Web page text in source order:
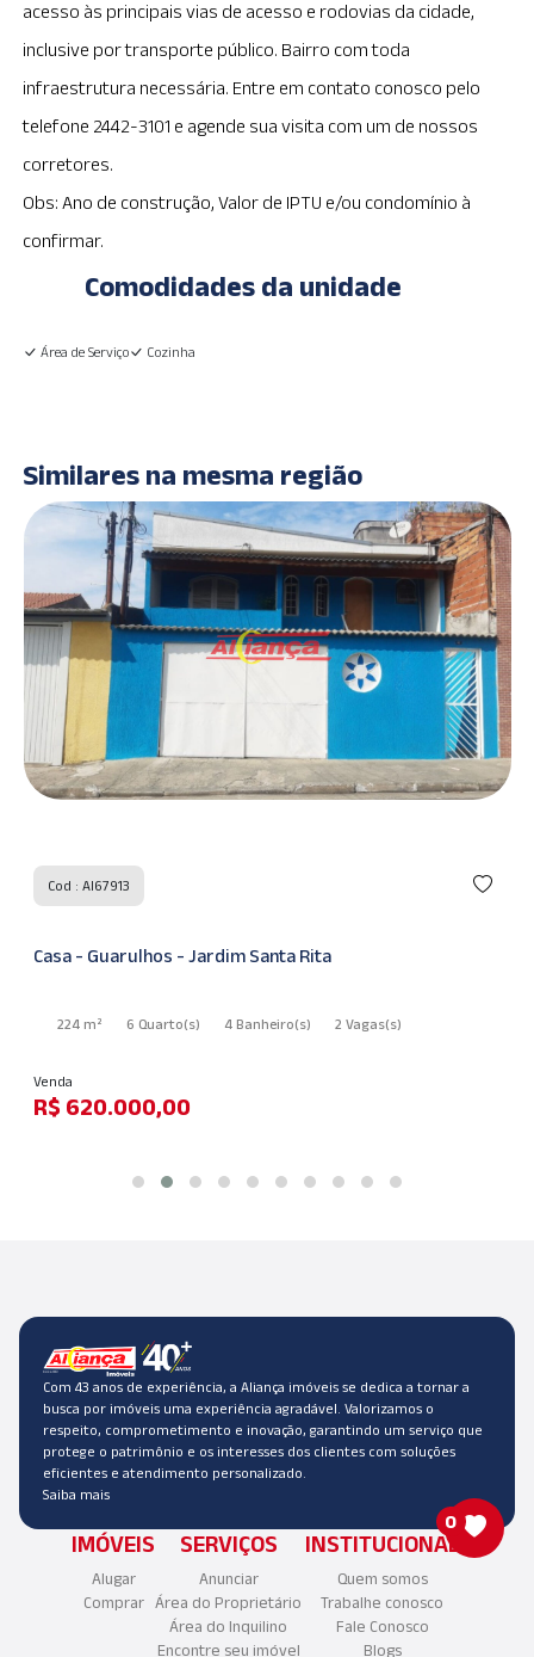
acesso às principais vias de acesso e rodovias da cidade,
inclusive por transporte público. Bairro com toda
infraestrutura necessária. Entre em contato conosco pelo
telefone 2442-3101 e agende sua visita com um de nossos
corretores.
Obs: Ano de construção, Valor de IPTU e/ou condomínio à
confirmar.
Comodidades da unidade
Área de Serviço Cozinha
Similares na mesma região
Cod : AI67816
Casa - Guarulhos - Jardim Santa Rita
138 m² 5 Quarto(s) 3 Banheiro(s) 2 Vagas
R$ 500.000,00
Com 43 anos de experiência, a Aliança imóveis se dedica a tornar a
busca por imóveis uma experiência agradável. Valorizamos o
respeito, comprometimento e inovação, garantindo um serviço que
protege o patrimônio e os interesses dos clientes com soluções
eficientes e atendimento personalizado.
Saiba mais
IMÓVEIS
Alugar
Comprar
SERVIÇOS
Anunciar
Área do Proprietário
Área do Inquilino
Encontre seu imóvel
INSTITUCIONAL
Quem somos
Trabalhe conosco
Fale Conosco
Blogs
0